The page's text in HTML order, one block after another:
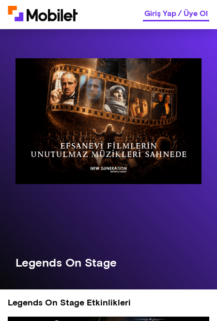
Giriş Yap/Üye Ol
Legends On Stage
Legends On Stage Etkinlikleri